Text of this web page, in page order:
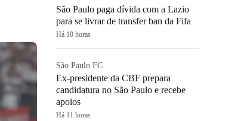
São Paulo paga dívida com a Lazio
para se livrar de transfer ban da Fifa
Há 10 horas
São Paulo FC
Ex-presidente da CBF prepara
candidatura no São Paulo e recebe
apoios
Há 11 horas